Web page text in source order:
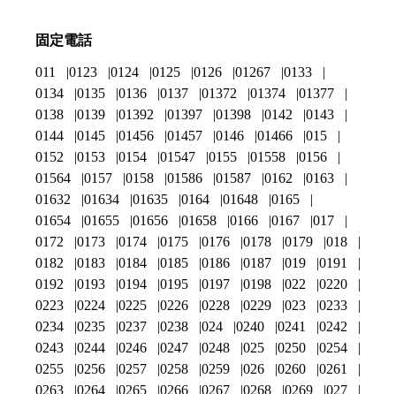
固定電話
011 0123 0124 0125 0126 01267
0133
0134
0135 0136 0137 01372 01374
01377
0138
0139 01392 01397 01398 0142
0143
0144
0145 01456 01457 0146 01466
015
0152
0153 0154 01547 0155 01558
0156
01564
0157 0158 01586 01587 0162
0163
01632
01634 01635 0164 01648
0165
01654
01655 01656 01658 0166 0167
017
0172
0173 0174 0175 0176 0178 0179
018
0182
0183 0184 0185 0186 0187 019
0191
0192
0193 0194 0195 0197 0198 022
0220
0223
0224 0225 0226 0228 0229 023
0233
0234
0235 0237 0238 024 0240 0241
0242
0243
0244 0246 0247 0248 025 0250
0254
0255
0256 0257 0258 0259 026 0260
0261
0263
0264 0265 0266 0267 0268 0269 027